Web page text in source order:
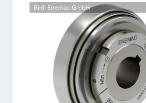
Bild: Enemac GmbH